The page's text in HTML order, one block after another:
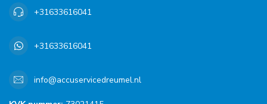
+31633616041
+31633616041
info@accuservicedreumel.nl